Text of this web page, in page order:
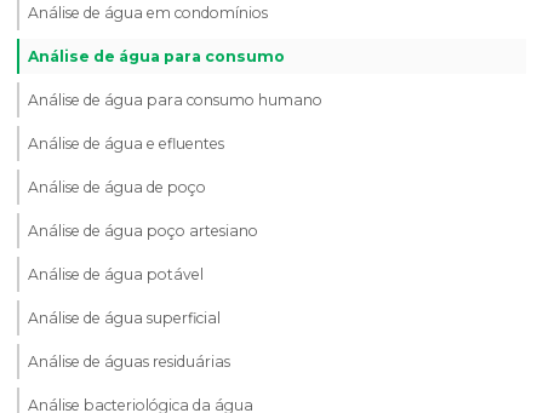
Análise de água em condomínios
Análise de água para consumo
Análise de água para consumo humano
Análise de água e efluentes
Análise de água de poço
Análise de água poço artesiano
Análise de água potável
Análise de água superficial
Análise de águas residuárias
Análise bacteriológica da água